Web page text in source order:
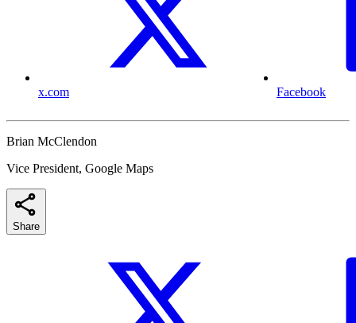
x.com Facebook
Brian McClendon
Vice President, Google Maps
Share